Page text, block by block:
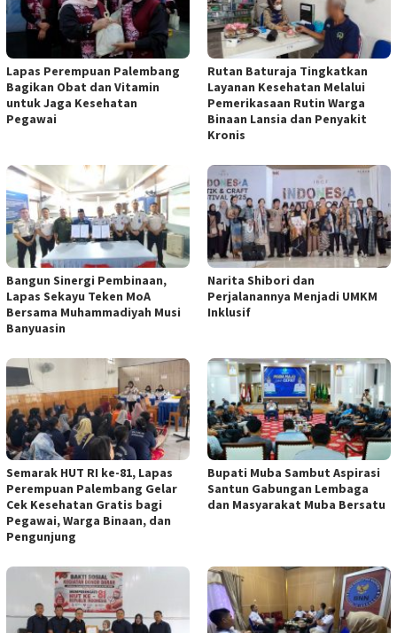
Lapas Perempuan Palembang
Bagikan Obat dan Vitamin
untuk Jaga Kesehatan
Pegawai
Rutan Baturaja Tingkatkan
Layanan Kesehatan Melalui
Pemerikasaan Rutin Warga
Binaan Lansia dan Penyakit
Kronis
Bangun Sinergi Pembinaan,
Lapas Sekayu Teken MoA
Bersama Muhammadiyah Musi
Banyuasin
Narita Shibori dan
Perjalanannya Menjadi UMKM
Inklusif
Semarak HUT RI ke-81, Lapas
Perempuan Palembang Gelar
Cek Kesehatan Gratis bagi
Pegawai, Warga Binaan, dan
Pengunjung
Bupati Muba Sambut Aspirasi
Santun Gabungan Lembaga
dan Masyarakat Muba Bersatu